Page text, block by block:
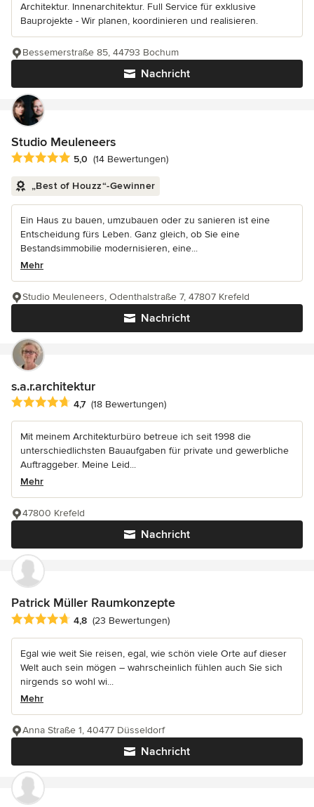
Architektur. Innenarchitektur. Full Service für exklusive
Bauprojekte - Wir planen, koordinieren und realisieren.
Nachricht
Bessemerstraße 85, 44793 Bochum
Studio Meuleneers
Durchschnittliche Bewertung: 5 von 5 Sternen
5,0 (14 Bewertungen)
„Best of Houzz“-Gewinner
Ein Haus zu bauen, umzubauen oder zu sanieren ist eine
Entscheidung fürs Leben. Ganz gleich, ob Sie eine
Bestandsimmobilie modernisieren, eine...
Mehr
Nachricht
Studio Meuleneers, Odenthalstraße 7, 47807 Krefeld
s.a.r.architektur
Durchschnittliche Bewertung: 4.7 von 5 Sternen
4,7 (18 Bewertungen)
Mit meinem Architekturbüro betreue ich seit 1998 die
unterschiedlichsten Bauaufgaben für private und gewerbliche
Auftraggeber. Meine Leid...
Mehr
Nachricht
47800 Krefeld
Patrick Müller Raumkonzepte
Durchschnittliche Bewertung: 4.8 von 5 Sternen
4,8 (23 Bewertungen)
Egal wie weit Sie reisen, egal, wie schön viele Orte auf dieser
Welt auch sein mögen – wahrscheinlich fühlen auch Sie sich
nirgends so wohl wi...
Mehr
Nachricht
Anna Straße 1, 40477 Düsseldorf